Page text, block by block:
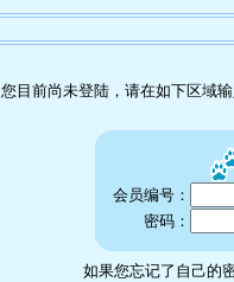
您目前尚未登陆，请在如下区域
会员编号：
密码：
如果您忘记了自己的